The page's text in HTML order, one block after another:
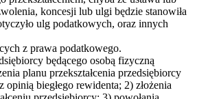
koncesji lub ulgi będzie stanowiła
ulg podatkowych, oraz innych
z prawa podatkowego.
będącego osobą fizyczną
planu przekształcenia przedsiębiorcy
opinią biegłego rewidenta; 2) złożenia